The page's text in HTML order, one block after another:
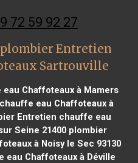
72 59 92 27
Entretien
Sartrouville
Chaffoteaux à Mamers
eau Chaffoteaux à
Entretien chauffe eau
Seine 21400 plombier
à Noisy le Sec 93130
Chaffoteaux à Déville